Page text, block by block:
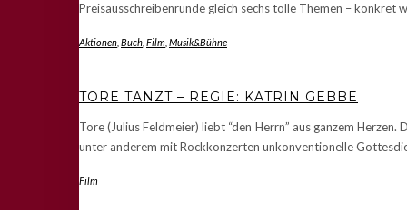
Preisausschreibenrunde gleich sechs tolle Themen – konkret
Aktionen Buch Film Musik&Bühne
TORE TANZT – REGIE: KATRIN GEBBE
Tore (Julius Feldmeier) liebt “den Herrn” aus ganzem
unter anderem mit Rockkonzerten unkonventionelle
Film